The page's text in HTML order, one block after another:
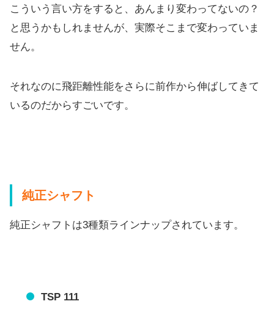
こういう言い方をすると、あんまり変わってないの？
と思うかもしれませんが、実際そこまで変わっていま
せん。
それなのに飛距離性能をさらに前作から伸ばしてきて
いるのだからすごいです。
純正シャフト
純正シャフトは3種類ラインナップされています。
TSP 111